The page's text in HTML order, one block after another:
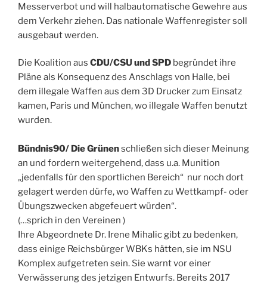
Messerverbot und will halbautomatische Gewehre aus
dem Verkehr ziehen. Das nationale Waffenregister soll
ausgebaut werden.
Die Koalition aus CDU/CSU und SPD begründet ihre
Pläne als Konsequenz des Anschlags von Halle, bei
dem illegale Waffen aus dem 3D Drucker zum Einsatz
kamen, Paris und München, wo illegale Waffen benutzt
wurden.
Bündnis90/ Die Grünenschließen sich dieser Meinung
an und fordern weitergehend, dass u.a. Munition
„jedenfalls für den sportlichen Bereich“ nur noch dort
gelagert werden dürfe, wo Waffen zu Wettkampf- oder
Übungszwecken abgefeuert würden“.
(…sprich in den Vereinen )
Ihre Abgeordnete Dr. Irene Mihalic gibt zu bedenken,
dass einige Reichsbürger WBKs hätten, sie im NSU
Komplex aufgetreten sein. Sie warnt vor einer
Verwässerung des jetzigen Entwurfs. Bereits 2017